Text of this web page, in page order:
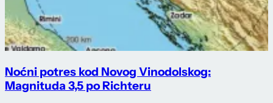
Noćni potres kod Novog Vinodolskog:
Magnituda 3,5 po Richteru